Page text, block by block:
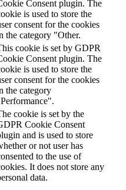
Consent plugin. The
is used to store the
consent for the cookies
the category "Other.
cookie is set by GDPR
Consent plugin. The
is used to store the
consent for the cookies
the category
cookie is set by the
Cookie Consent
and is used to store
or not user has
to the use of
It does not store any
data.